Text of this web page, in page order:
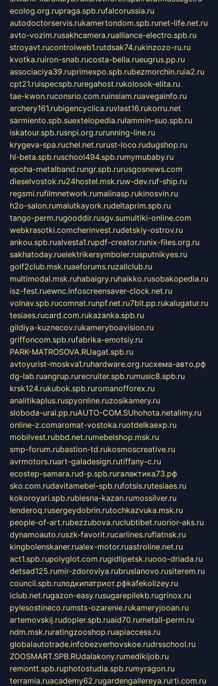
ecolog.org.rupraga.spb.rufalcorussia.ru
autodoctorservis.rukamertondom.spb.runet-life.net.ru
avto-vozim.rusakhcamera.rualliance-electro.spb.ru
stroyavt.rucontrolweb1.rutdsak74.rukinzozo-ru.ru
kvotka.ruiron-snab.rucosta-bella.rueugrus.pp.ru
associaciya39.ruprimexpo.spb.rubezmorchin.ruia2.ru
cpt21.ruispecspb.ruregahost.rukolosok-elita.ru
tae-kwon.ruconsrio.com.ruinsiam.ruavegainfo.ru
archery161.rubigencyclica.ruvlast16.rukorru.net
sarmiento.spb.suextelopedia.rulammin-suo.spb.ru
iskatour.spb.rusnpi.org.rurunning-line.ru
krygeva-spa.ruchel.net.rurust-loco.rudugshop.ru
hl-beta.spb.ruschool494.spb.rumymubaby.ru
epoha-metalband.rungr.spb.rurusgosnews.com
dieselvostok.ru24hostel.msk.ruw-dev.ruf-ship.ru
regsmi.rufilmnetwork.rumalinasp.rukinosvin.ru
h2o-salon.rumalutkayork.rudeltaprim.spb.ru
tango-perm.rugooddir.rusgv.sumultiki-online.com
webkrasotki.comcherinvest.rudetskiy-ostrov.ru
ankou.spb.rualvesta1.rupdf-creator.runix-files.org.ru
sakhatoday.ruelektrikersymboler.rusputnikyes.ru
golf2club.msk.ruaeforums.ruzallclub.ru
multimodal.msk.ruhabaigry.ruhaikko.rusobakopedia.ru
isz-fest.ruewnc.infoscreensaver-clock.net.ru
volnav.spb.rucomnat.runpf.net.ru7bit.pp.rukalugatur.ru
tesiaes.rucard.com.rukazanka.spb.ru
gildiya-kuznecov.rukameryboavision.ru
griffoncom.spb.rufabrika-emotsiy.ru
PARK-MATROSOVA.RUagat.spb.ru
avtoyurist-moskva1.ruhardware.org.ruсхема-авто.рф
dg-lab.ruangrup.rurecruiter.spb.rumusic8.spb.ru
krsk124.rukubok.spb.ruromanofforex.ru
analitikaplus.ruspyonline.ruzosikamery.ru
sloboda-ural.pp.ruAUTO-COM.SUhohota.netalimy.ru
online-z.comaromat-vostoka.ruotdelkaexp.ru
mobilvest.rubbd.net.rumebelshop.msk.ru
smp-forum.rubastion-td.rukosmoscreative.ru
avrmotors.ruart-galadesign.rutiffany-c.ru
ecostep-samara.rud-p.spb.ruгалактика73.рф
sko.com.rudavitamebel-spb.rufotsis.rutesiaes.ru
kokoroyari.spb.rublesna-kazan.rumossilver.ru
lenderoq.rusergeydobrin.rutochkazvuka.msk.ru
people-of-art.rubezzubova.ruclubtibet.ruorior-aks.ru
dynamoauto.ruszk-favorit.rucarlines.ruflatnsk.ru
kingbolenskaner.rualex-motor.ruastroline.net.ru
act1.spb.rupolyglot.com.rugidlipetsk.ruooo-driada.ru
detsad125.rumir-zdoroviya.rubruslanovo.rusiterem.ru
council.spb.ruлодкипатриот.рфkafekolizey.ru
iclub.net.rugazon-easy.rusugarepilekb.rugrinox.ru
pylesostineco.rumsts-ozarenie.rukameryjooan.ru
artemovskij.rudopler.spb.ruaid70.rumetall-perm.ru
ndm.msk.ruratingzooshop.ruapiaccess.ru
globalautotrade.infobezverhovskoe.rudrsschool.ru
ZOOSMART.SPB.RUdalakony.rumedikijob.ru
remontt.spb.ruphotostudia.spb.rumyragon.ru
terramia.ruacademy62.rugardengallereya.rurti.com.ru